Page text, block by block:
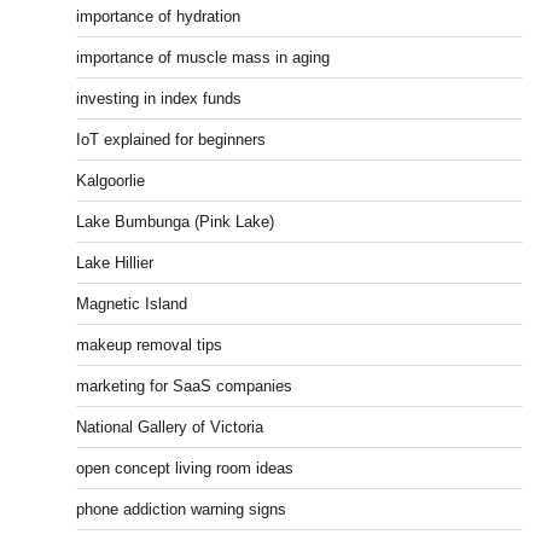
importance of hydration
importance of muscle mass in aging
investing in index funds
IoT explained for beginners
Kalgoorlie
Lake Bumbunga (Pink Lake)
Lake Hillier
Magnetic Island
makeup removal tips
marketing for SaaS companies
National Gallery of Victoria
open concept living room ideas
phone addiction warning signs